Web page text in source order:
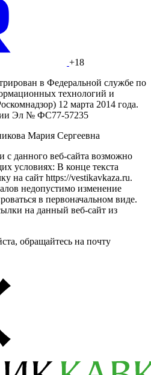
+18
в Федеральной службе по
технологий и
12 марта 2014 года.
Эл № ФС77-57235
Мария Сергеевна
данного веб-сайта возможно
условиях: В конце текста
на сайт https://vestikavkaza.ru.
недопустимо изменение
в первоначальном виде.
на данный веб-сайт из
обращайтесь на почту